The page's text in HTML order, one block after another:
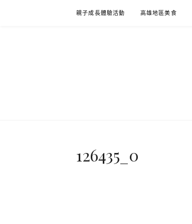
親子成長體驗活動 高雄地區美食
126435_0